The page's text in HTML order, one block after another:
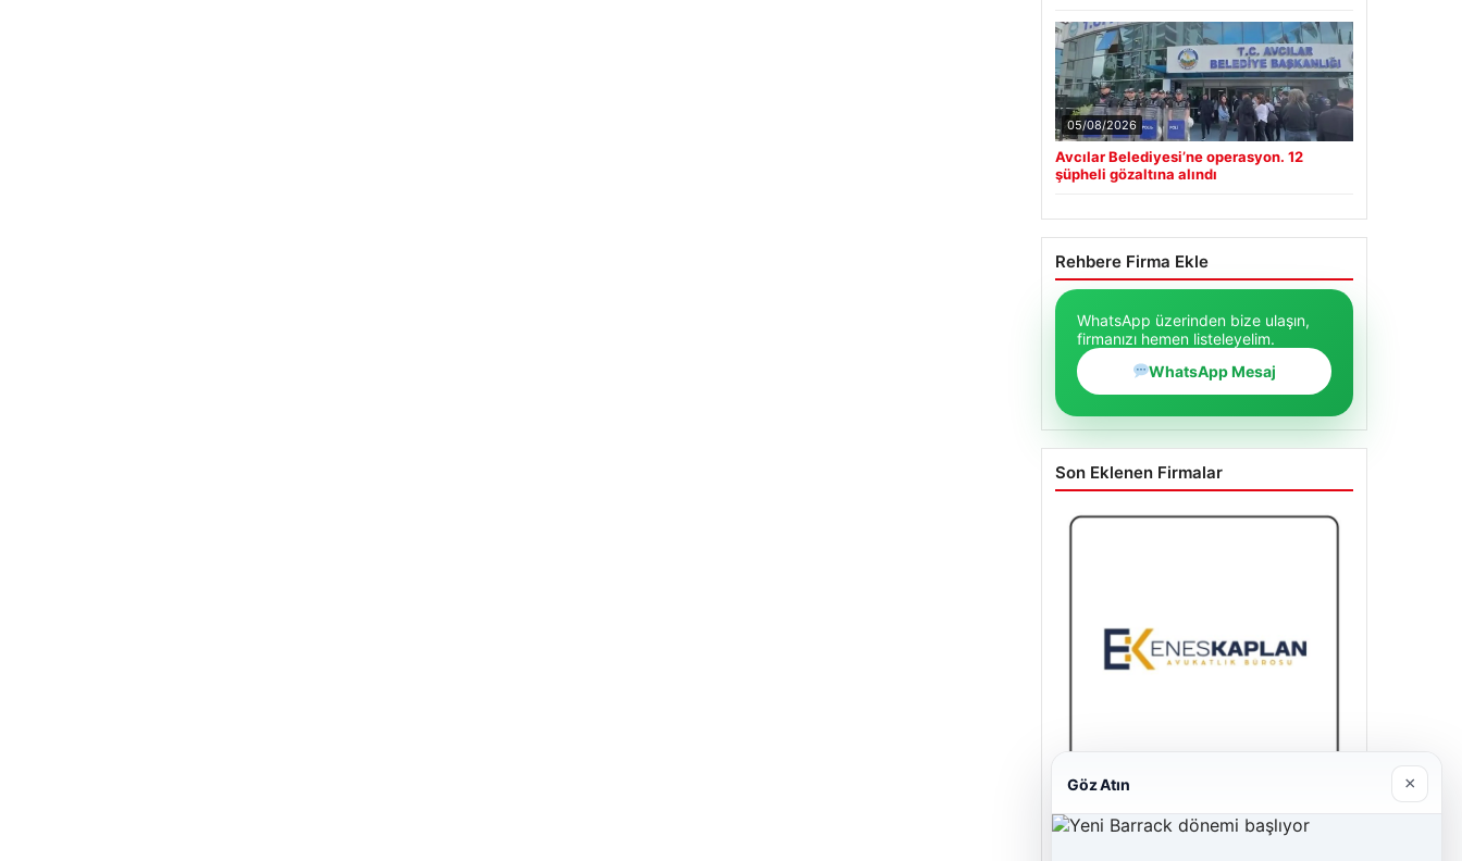
05/08/2026
Avcılar Belediyesi’ne operasyon. 12
şüpheli gözaltına alındı
Rehbere Firma Ekle
WhatsApp üzerinden bize ulaşın,
firmanızı hemen listeleyelim.
WhatsApp Mesaj
Son Eklenen Firmalar
Enes Kaplan Avukatlık Bürosu
Göz Atın ×